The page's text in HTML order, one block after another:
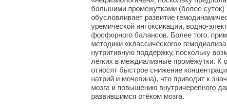
большими промежутками (более
обусловливает развитие
уремической интоксикации, водно-
фосфорного балансов. Более того,
методики «классического»
нутритивную поддержку, поскольку
лёгких в междиализные промежутки. К
относят быстрое снижение
натрий и мочевина), что приводит к
мозга и повышению внутричерепного
развившимся отёком мозга.